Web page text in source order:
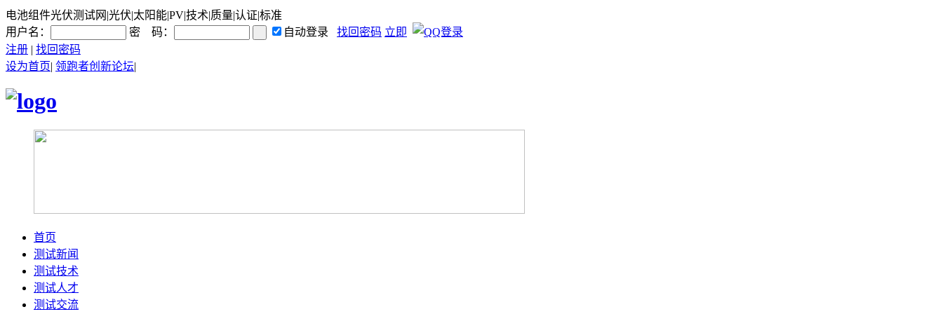
电池组件光伏测试网|光伏|太阳能|PV|技术|质量|认证|标准
用户名：
密 码： 自动登录 找回密码 立即
注册 | 找回密码
设为首页| 领跑者创新论坛|
首页
测试新闻
测试技术
测试人才
测试交流